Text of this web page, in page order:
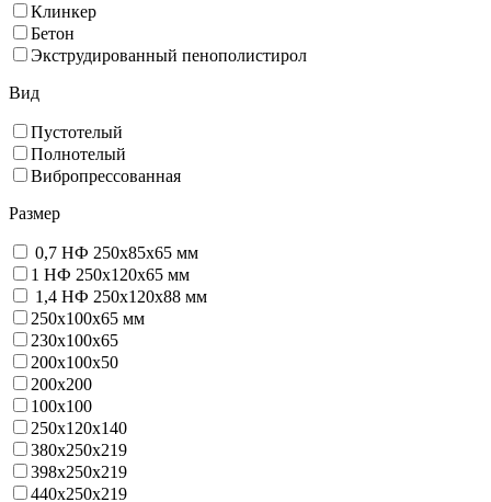
Клинкер
Бетон
Экструдированный пенополистирол
Вид
Пустотелый
Полнотелый
Вибропрессованная
Размер
0,7 НФ 250х85х65 мм
1 НФ 250х120х65 мм
1,4 НФ 250х120х88 мм
250х100х65 мм
230х100х65
200x100x50
200х200
100х100
250х120х140
380х250х219
398х250х219
440х250х219